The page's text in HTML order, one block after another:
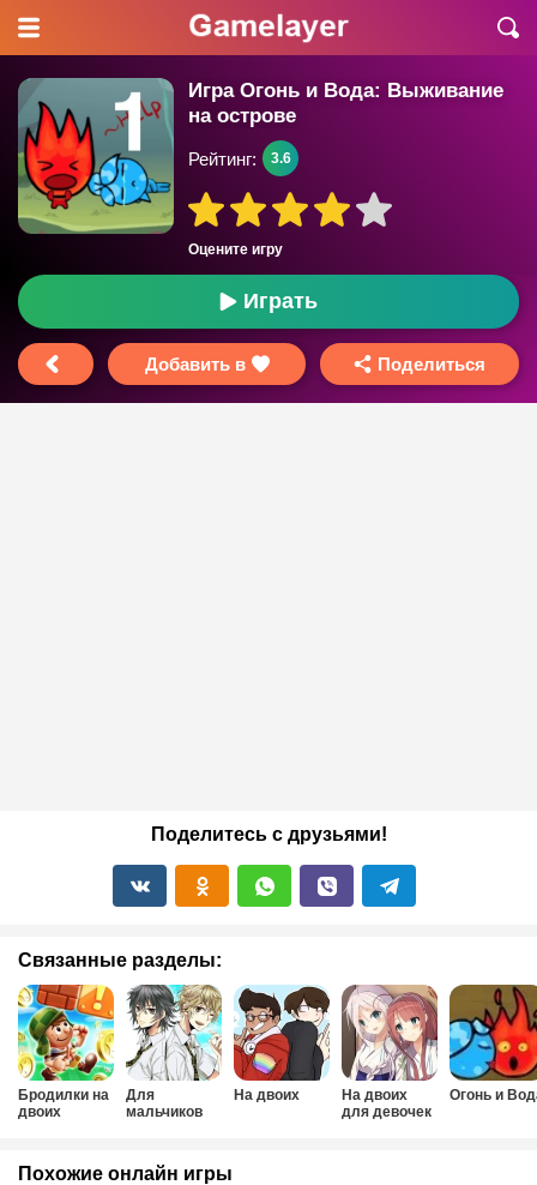
Игра Огонь и Вода: Выживание
на острове
Оцените игру
Рейтинг: 3.6
Играть
Добавить в Поделиться
Поделитесь с друзьями!
Связанные разделы:
Бродилки на
двоих
Для
мальчиков
На двоих
На двоих
для девочек
Огонь и
Похожие онлайн игры